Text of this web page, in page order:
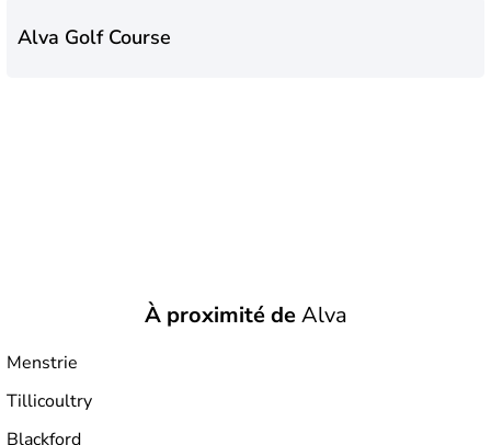
Alva Golf Course
À proximité deAlva
Menstrie
Tillicoultry
Blackford